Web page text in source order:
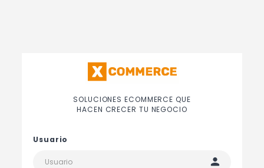
SOLUCIONES ECOMMERCE QUE
HACEN CRECER TU NEGOCIO
Usuario